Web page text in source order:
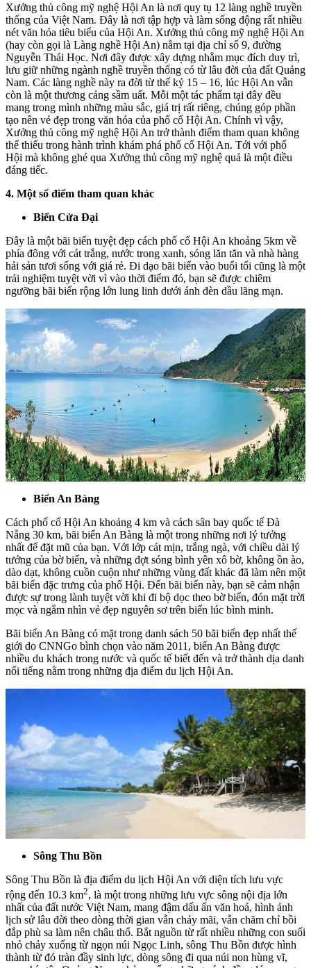
Xưởng thủ công mỹ nghệ Hội An là nơi quy tụ 12 làng nghề truyền
thống của Việt Nam. Đây là nơi tập hợp và làm sống động rất nhiều
nét văn hóa tiêu biểu của Hội An. Xưởng thủ công mỹ nghệ Hội An
(hay còn gọi là Làng nghề Hội An) nằm tại địa chỉ số 9, đường
Nguyễn Thái Học. Nơi đây được xây dựng nhằm mục đích duy trì,
lưu giữ những ngành nghề truyền thống có từ lâu đời của đất Quảng
Nam. Các làng nghề này ra đời từ thế kỷ 15 – 16, lúc Hội An vẫn
còn là một thương cảng sầm uất. Mỗi một tác phẩm tại đây đều
mang trong mình những màu sắc, giá trị rất riêng, chúng góp phần
tạo nên vẻ đẹp trong văn hóa của phố cổ Hội An. Chính vì vậy,
Xưởng thủ công mỹ nghệ Hội An trở thành điểm tham quan không
thể thiếu trong hành trình khám phá phố cổ Hội An. Tới với phố
Hội mà không ghé qua Xưởng thủ công mỹ nghệ quả là một điều
đáng tiếc.
4. Một số điểm tham quan khác
Biển Cửa Đại
Đây là một bãi biển tuyệt đẹp cách phố cổ Hội An khoảng 5km về
phía đông với cát trắng, nước trong xanh, sóng lăn tăn và nhà hàng
hải sản tươi sống với giá rẻ. Đi dạo bãi biển vào buổi tối cũng là một
trải nghiệm tuyệt vời vì vào thời điểm đó, bạn sẽ được chiêm
ngưỡng bãi biển rộng lớn lung linh dưới ánh đèn dầu lãng mạn.
Biển An Bàng
Cách phố cổ Hội An khoảng 4 km và cách sân bay quốc tế Đà
Nẵng 30 km, bãi biển An Bàng là một trong những nơi lý tưởng
nhất để đặt mũ của bạn. Với lớp cát mịn, trắng ngà, với chiều dài lý
tưởng của bờ biển, và những đợt sóng bình yên xô bờ, không ồn ào,
dào dạt, không cuồn cuộn như những vùng đất khác đã làm nên một
bãi biển đặc trưng của phố Hội. Đến bãi biển này, bạn sẽ cảm nhận
được sự trong lành tuyệt vời khi đi bộ dọc theo bờ biển, đón mặt trời
mọc và ngắm nhìn vẻ đẹp nguyên sơ trên biển lúc bình minh.
Bãi biển An Bàng có mặt trong danh sách 50 bãi biển đẹp nhất thế
giới do CNNGo bình chọn vào năm 2011, biển An Bàng được
nhiều du khách trong nước và quốc tế biết đến và trở thành dịa danh
nổi tiếng nằm trong những địa điểm du lịch Hội An.
Sông Thu Bồn
Sông Thu Bồn là địa điểm du lịch Hội An với diện tích lưu vực
rộng đến 10.3 km2, là một trong những lưu vực sông nội địa lớn
nhất của đất nước Việt Nam, mang đậm dấu ấn văn hoá, hình ảnh
lịch sử lâu đời theo dòng thời gian vẫn chảy mãi, vẫn chăm chỉ bồi
đắp phù sa làm nên châu thổ. Bắt nguồn từ rất nhiều những con suối
nhỏ chảy xuống từ ngọn núi Ngọc Linh, sông Thu Bồn được hình
thành từ đó tràn đầy sinh lực, dòng sông đi qua núi non hùng vĩ,